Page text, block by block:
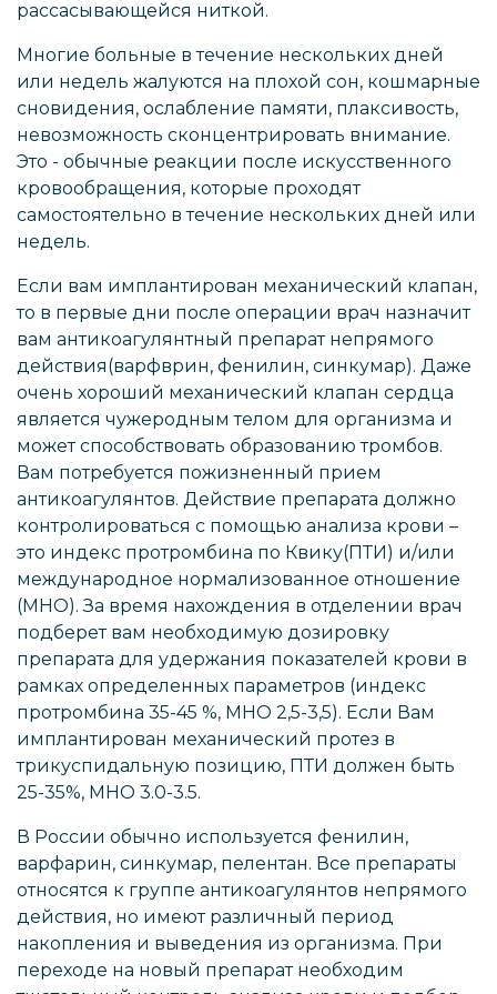
рассасывающейся ниткой.
Многие больные в течение нескольких дней
или недель жалуются на плохой сон, кошмарные
сновидения, ослабление памяти, плаксивость,
невозможность сконцентрировать внимание.
Это - обычные реакции после искусственного
кровообращения, которые проходят
самостоятельно в течение нескольких дней или
недель.
Если вам имплантирован механический клапан,
то в первые дни после операции врач назначит
вам антикоагулянтный препарат непрямого
действия(варфврин, фенилин, синкумар). Даже
очень хороший механический клапан сердца
является чужеродным телом для организма и
может способствовать образованию тромбов.
Вам потребуется пожизненный прием
антикоагулянтов. Действие препарата должно
контролироваться с помощью анализа крови –
это индекс протромбина по Квику(ПТИ) и/или
международное нормализованное отношение
(МНО). За время нахождения в отделении врач
подберет вам необходимую дозировку
препарата для удержания показателей крови в
рамках определенных параметров (индекс
протромбина 35-45 %, МНО 2,5-3,5). Если Вам
имплантирован механический протез в
трикуспидальную позицию, ПТИ должен быть
25-35%, МНО 3.0-3.5.
В России обычно используется фенилин,
варфарин, синкумар, пелентан. Все препараты
относятся к группе антикоагулянтов непрямого
действия, но имеют различный период
накопления и выведения из организма. При
переходе на новый препарат необходим